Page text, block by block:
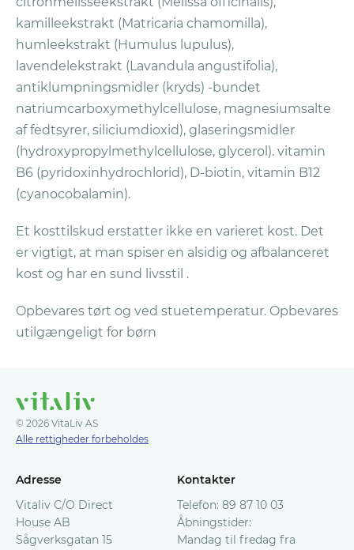
brug af din oprindelige betalingsmetode
inden for 10 dage efter, at de har modtaget
din pakke, hvis du har fulgt alle reglerne.
vil få tilsendt en Bekræftelse på
Refunderingen per e-mail.
I tilfælde af spørgsmål er du velkommen til
at kontakte vores kundeservice på
kundeservice@vitaliv.no
kamilleekstrakt (Matricaria chamomilla),
humleekstrakt (Humulus lupulus),
lavendelekstrakt (Lavandula angustifolia),
antiklumpningsmidler (kryds) -bundet
natriumcarboxymethylcellulose, magnesiumsalte
af fedtsyrer, siliciumdioxid), glaseringsmidler
(hydroxypropylmethylcellulose, glycerol). vitamin
B6 (pyridoxinhydrochlorid), D-biotin, vitamin B12
(cyanocobalamin).
Et kosttilskud erstatter ikke en varieret kost. Det
er vigtigt, at man spiser en alsidig og afbalanceret
kost og har en sund livsstil .
Opbevares tørt og ved stuetemperatur. Opbevares
utilgængeligt for børn
© 2026 VitaLiv AS
Alle rettigheder forbeholdes
Adresse
Vitaliv C/O Direct
House AB
Sågverksgatan 15
Kontakter
Telefon: 89 87 10 03
Åbningstider:
Mandag til fredag fra